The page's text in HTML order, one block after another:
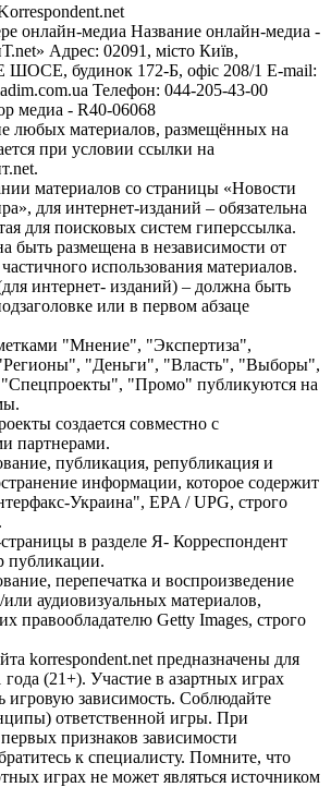
онлайн-медиа Название онлайн-медиа -
Адрес: 02091, місто Київ,
будинок 172-Б, офіс 208/1 E-mail:
Телефон: 044-205-43-00
медиа - R40-06068
любых материалов, размещённых на
при условии ссылки на
материалов со страницы «Новости
для интернет-изданий – обязательна
для поисковых систем гиперссылка.
быть размещена в независимости от
использования материалов.
интернет- изданий) – должна быть
или в первом абзаце
"Мнение", "Экспертиза",
"Деньги", "Власть", "Выборы",
"Спецпроекты", "Промо" публикуются на
создается совместно с
партнерами.
публикация, републикация и
информации, которое содержит
Украина", EPA / UPG, строго
в разделе Я- Корреспондент
публикации.
перепечатка и воспроизведение
аудиовизуальных материалов,
правообладателю Getty Images, строго
korrespondent.net предназначены для
(21+). Участие в азартных играх
игровую зависимость. Соблюдайте
ответственной игры. При
признаков зависимости
к специалисту. Помните, что
играх не может являться источником